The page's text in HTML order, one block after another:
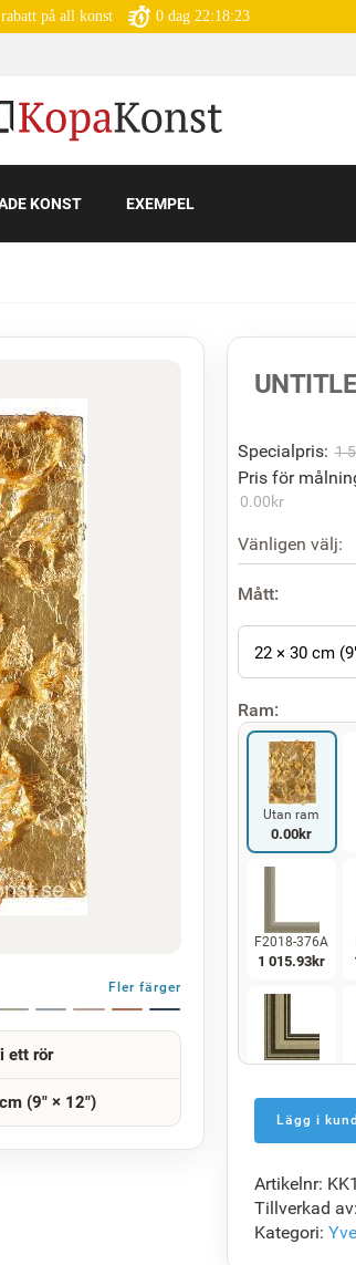
på all konst 0 dag 22:18:21
KONST EXEMPEL
Fler färger
ett rör
(9" × 12")
Specialpris: 1
Pris för
0.00kr
Vänligen välj:
Mått:
22 × 30 cm
Ram:
Utan ram
0.00kr
F2018-376A
1 015.93kr
F5429-258
1 416.48kr
Artikelnr:
Tillverkad av:
Kategori: